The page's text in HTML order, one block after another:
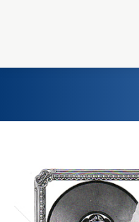
Einst und Heute
Marken